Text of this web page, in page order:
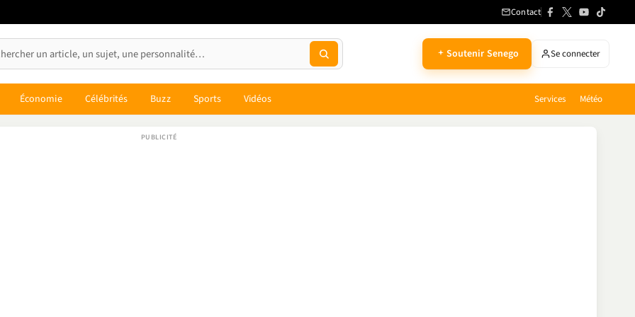
Contact
Soutenir Senego Se connecter
Économie Célébrités Buzz Sports Vidéos Services Météo